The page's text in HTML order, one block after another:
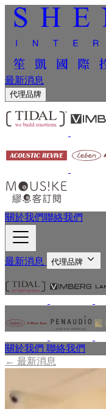
最新消息
代理品牌
關於我們聯絡我們
最新消息 代理品牌
關於我們 聯絡我們
← 最新消息